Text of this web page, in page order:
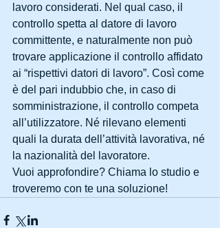
lavoro considerati. Nel qual caso, il
controllo spetta al datore di lavoro
committente, e naturalmente non può
trovare applicazione il controllo affidato
ai “rispettivi datori di lavoro”. Così come
è del pari indubbio che, in caso di
somministrazione, il controllo competa
all’utilizzatore. Né rilevano elementi
quali la durata dell’attività lavorativa, né
la nazionalità del lavoratore.
Vuoi approfondire? Chiama lo studio e
troveremo con te una soluzione!